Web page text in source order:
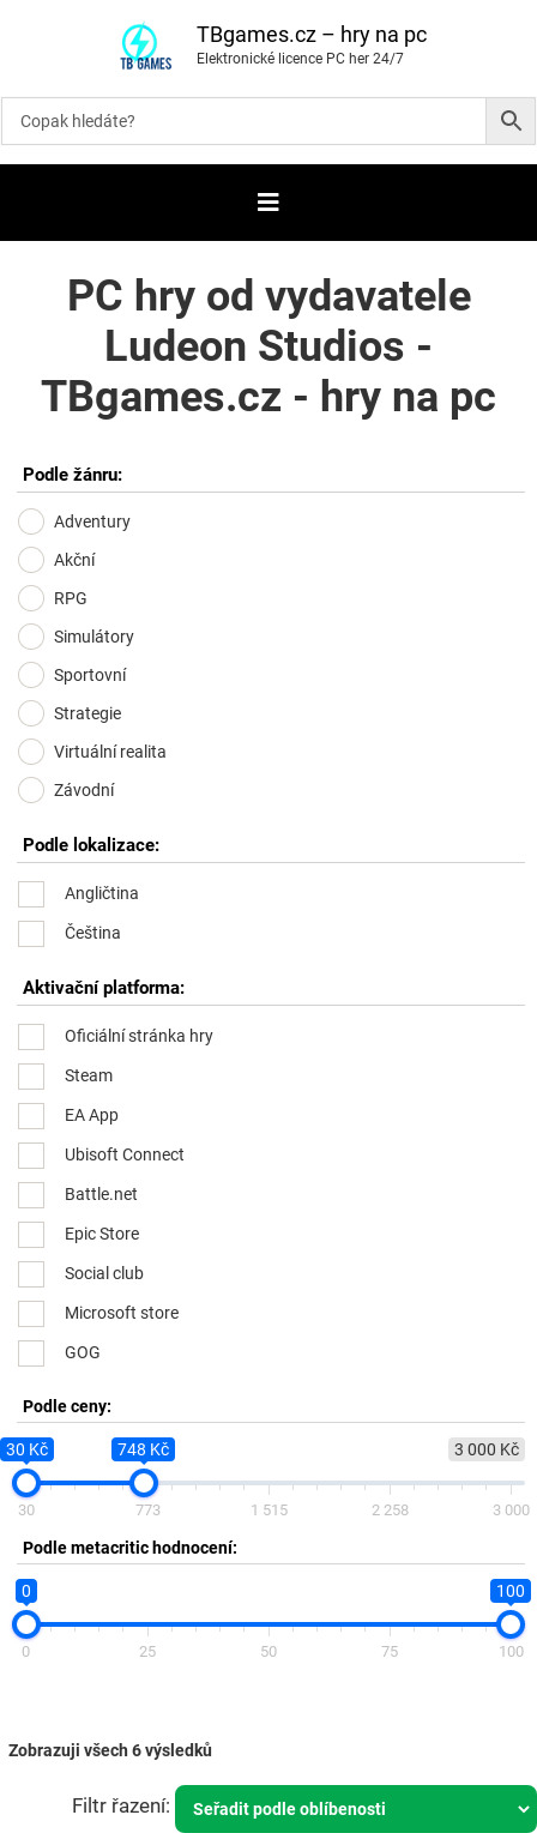
o
i
t
b
TBgames.cz – hry na pc
Elektronické licence PC her 24/7
PC hry od vydavatele
Ludeon Studios -
TBgames.cz - hry na pc
Podle žánru:
Adventury
Akční
RPG
Simulátory
Sportovní
Strategie
Virtuální realita
Závodní
Podle lokalizace:
Angličtina
Čeština
Aktivační platforma:
Oficiální stránka hry
Steam
EA App
Ubisoft Connect
Battle.net
Epic Store
Social club
Microsoft store
GOG
Podle ceny:
3 000 Kč
30 Kč 748 Kč
30 773 1 515 2 258 3 000
Podle metacritic hodnocení:
0 100
0 25 50 75 100
Zobrazuji všech 6 výsledků